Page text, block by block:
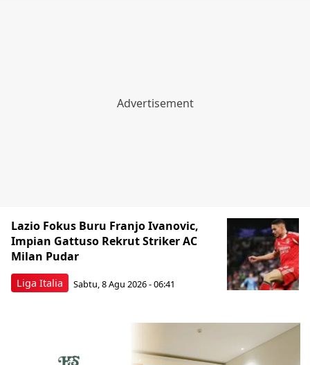
Liga Italia
Lazio Fokus Buru Franjo Ivanovic,
Impian Gattuso Rekrut Striker AC
Milan Pudar
Sabtu, 8 Agu 2026 - 06:41